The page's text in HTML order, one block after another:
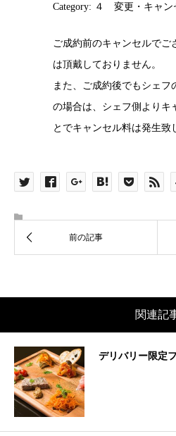
Category: ４ 変更・キャン
ご成約前のキャンセルでご
は頂戴しておりません。
また、ご成約後でもシェフ
の場合は、シェフ側よりキ
とでキャンセル料は発生致
関連記
デリバリー限定